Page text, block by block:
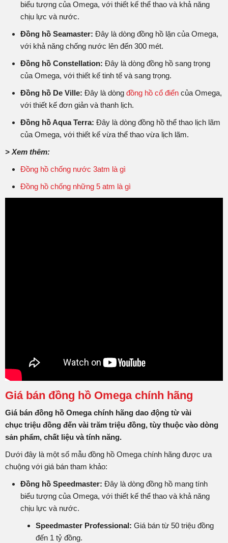
biểu tượng của Omega, với thiết kế thể thao và khả năng
chịu lực và nước.
Đồng hồ Seamaster: Đây là dòng đồng hồ lặn của Omega,
với khả năng chống nước lên đến 300 mét.
Đồng hồ Constellation: Đây là dòng đồng hồ sang trọng
của Omega, với thiết kế tinh tế và sang trọng.
Đồng hồ De Ville: Đây là dòng đồng hồ cổ điển của Omega,
với thiết kế đơn giản và thanh lịch.
Đồng hồ Aqua Terra: Đây là dòng đồng hồ thể thao lịch lãm
của Omega, với thiết kế vừa thể thao vừa lịch lãm.
> Xem thêm:
Đồng hồ chống nước 3atm là gì
Đồng hồ chống những 5 atm là gì
Giá bán đồng hồ Omega chính hãng
Giá bán đồng hồ Omega chính hãng dao động từ vài
chục triệu đồng đến vài trăm triệu đồng, tùy thuộc vào dòng
sản phẩm, chất liệu và tính năng.
Dưới đây là một số mẫu đồng hồ Omega chính hãng được ưa
chuộng với giá bán tham khảo:
Đồng hồ Speedmaster: Đây là dòng đồng hồ mang tính
biểu tượng của Omega, với thiết kế thể thao và khả năng
chịu lực và nước.
Speedmaster Professional: Giá bán từ 50 triệu đồng
đến 1 tỷ đồng.